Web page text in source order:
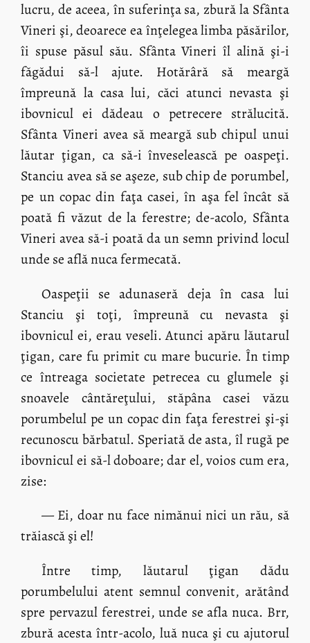
lucru, de aceea, în suferinţa sa, zbură la Sfânta
Vineri şi, deoarece ea înţelegea limba păsărilor,
îi spuse păsul său. Sfânta Vineri îl alină şi-i
făgădui să-l ajute. Hotărâră să meargă
împreună la casa lui, căci atunci nevasta şi
ibovnicul ei dădeau o petrecere strălucită.
Sfânta Vineri avea să meargă sub chipul unui
lăutar ţigan, ca să-i înveselească pe oaspeţi.
Stanciu avea să se aşeze, sub chip de porumbel,
pe un copac din faţa casei, în aşa fel încât să
poată fi văzut de la ferestre; de-acolo, Sfânta
Vineri avea să-i poată da un semn privind locul
unde se află nuca fermecată.
Oaspeţii se adunaseră deja în casa lui
Stanciu şi toţi, împreună cu nevasta şi
ibovnicul ei, erau veseli. Atunci apăru lăutarul
ţigan, care fu primit cu mare bucurie. În timp
ce întreaga societate petrecea cu glumele şi
snoavele cântăreţului, stăpâna casei văzu
porumbelul pe un copac din faţa ferestrei şi-şi
recunoscu bărbatul. Speriată de asta, îl rugă pe
ibovnicul ei să-l doboare; dar el, voios cum era,
zise:
— Ei, doar nu face nimănui nici un rău, să
trăiască şi el!
Între timp, lăutarul ţigan dădu
porumbelului atent semnul convenit, arătând
spre pervazul ferestrei, unde se afla nuca. Brr,
zbură acesta într-acolo, luă nuca şi cu ajutorul